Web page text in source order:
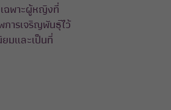
ฉพาะผู้หญิงที่
ารเจริญพันธุ์ไว้
มและเป็นที่